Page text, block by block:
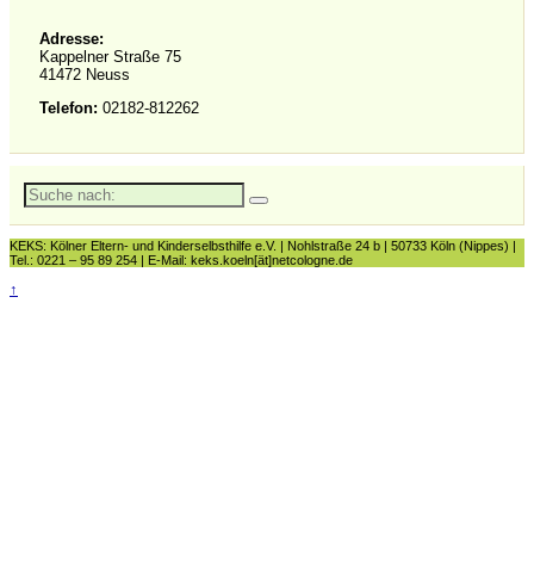
Adresse:
Kappelner Straße 75
41472 Neuss
Telefon: 02182-812262
Suche
nach:
KEKS: Kölner Eltern- und Kinderselbsthilfe e.V. | Nohlstraße 24 b | 50733 Köln (Nippes) |
Tel.: 0221 – 95 89 254 | E-Mail: keks.koeln[ät]netcologne.de
↑